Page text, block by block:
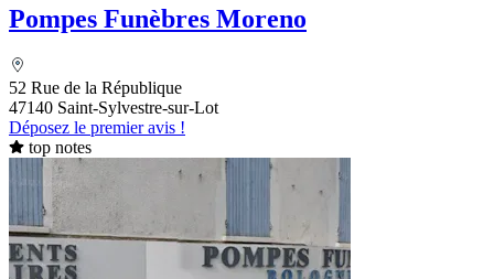
Pompes Funèbres Moreno
52 Rue de la République
47140 Saint-Sylvestre-sur-Lot
Déposez le premier avis !
top notes